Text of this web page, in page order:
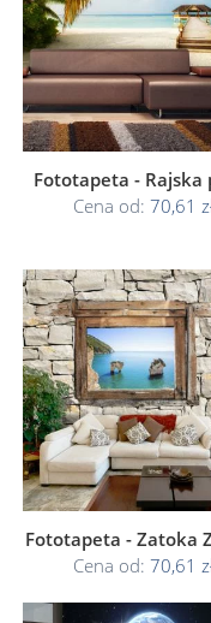
Fototapeta - Rajska
Cena od: 70,61
Fototapeta - Zatoka
Cena od: 70,61